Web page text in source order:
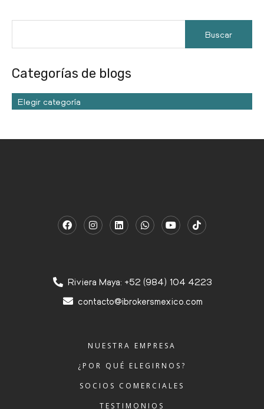
Categorías de blogs
Elegir categoría
Riviera Maya: +52 (984) 104 4223
contacto@ibrokersmexico.com
NUESTRA EMPRESA
¿POR QUÉ ELEGIRNOS?
SOCIOS COMERCIALES
TESTIMONIOS